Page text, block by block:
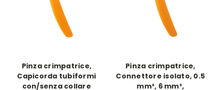
Pinza crimpatrice,
Capicorda tubiformi
con/senza collare
Pinza crimpatrice,
Connettore isolato, 0.5
mm², 6 mm²,